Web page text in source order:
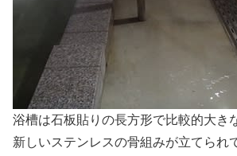
浴槽は石板貼りの長方形で比較的大き
新しいステンレスの骨組みが立てられ